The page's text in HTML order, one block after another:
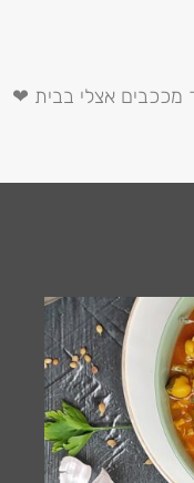
מככבים אצלי בבית ❤